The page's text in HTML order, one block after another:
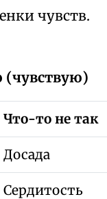
чувств.
(чувствую)
Что-то не так
Досада
Сердитость